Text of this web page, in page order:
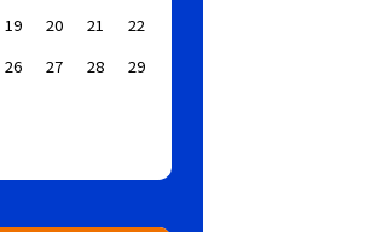
19 20 21
22
26 27 28
29